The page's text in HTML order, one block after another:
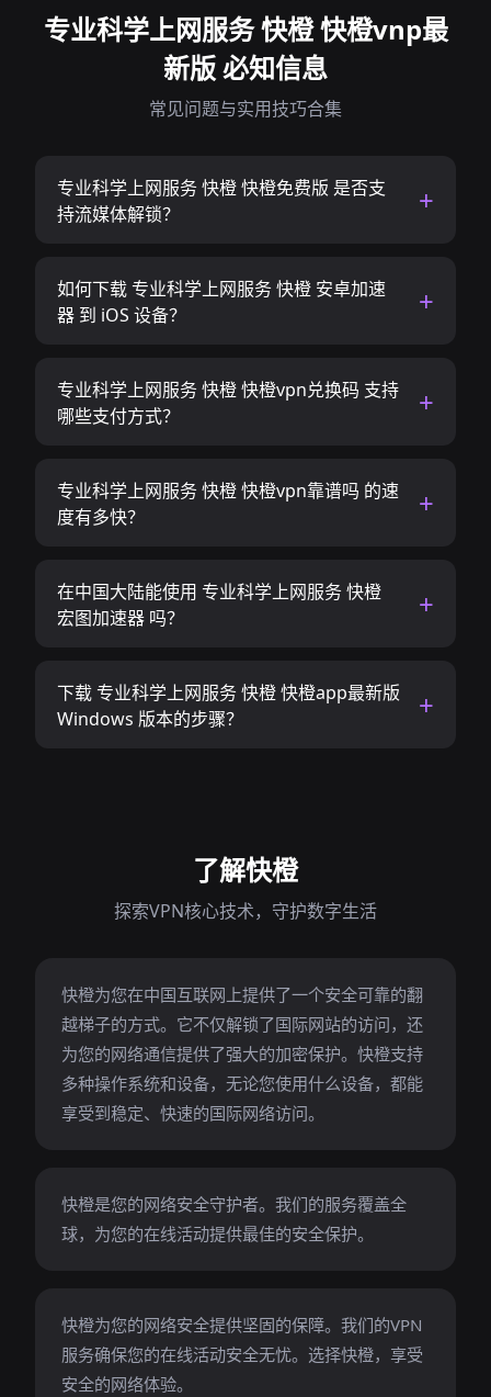
专业科学上网服务 快橙 快橙vnp最
新版 必知信息
常见问题与实用技巧合集
专业科学上网服务 快橙 快橙免费版 是否支
持流媒体解锁？
如何下载 专业科学上网服务 快橙 安卓加速
器 到 iOS 设备？
专业科学上网服务 快橙 快橙vpn兑换码 支持
哪些支付方式？
专业科学上网服务 快橙 快橙vpn靠谱吗 的速
度有多快？
在中国大陆能使用 专业科学上网服务 快橙
宏图加速器 吗？
下载 专业科学上网服务 快橙 快橙app最新版
Windows 版本的步骤？
了解快橙
探索VPN核心技术，守护数字生活
快橙为您在中国互联网上提供了一个安全可靠的翻
越梯子的方式。它不仅解锁了国际网站的访问，还
为您的网络通信提供了强大的加密保护。快橙支持
多种操作系统和设备，无论您使用什么设备，都能
享受到稳定、快速的国际网络访问。
快橙是您的网络安全守护者。我们的服务覆盖全
球，为您的在线活动提供最佳的安全保护。
快橙为您的网络安全提供坚固的保障。我们的VPN
服务确保您的在线活动安全无忧。选择快橙，享受
安全的网络体验。